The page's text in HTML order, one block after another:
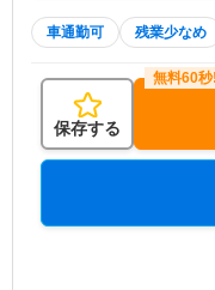
車通勤可 残業少なめ
保存する